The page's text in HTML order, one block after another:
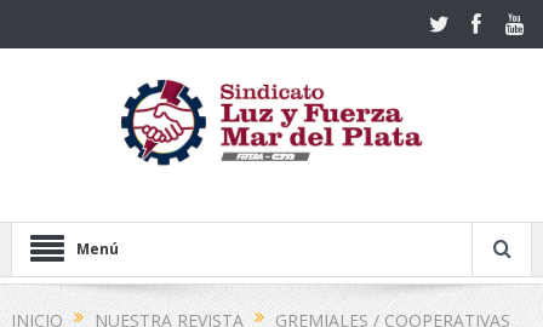
Menú
INICIO NUESTRA REVISTA
GREMIALES / COOPERATIVAS